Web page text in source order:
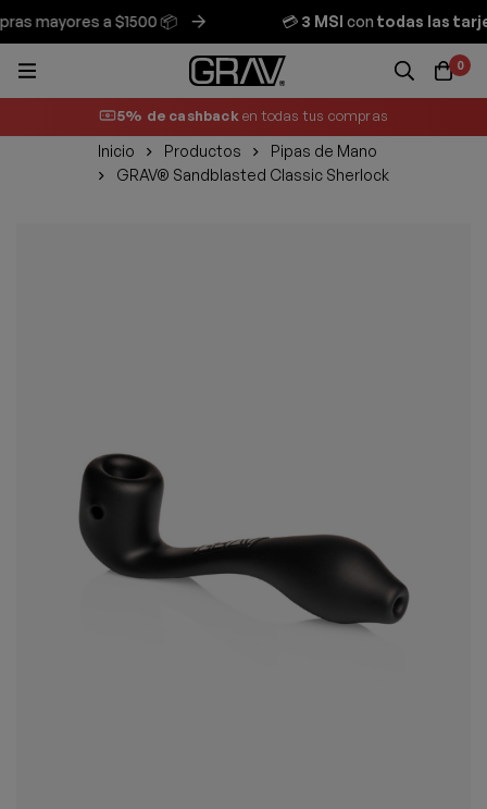
mayores a $1500 📦 💳3 MSIcontodas las
0
5% de cashback en todas tus compras
Inicio Productos
Pipas de Mano
GRAV® Sandblasted Classic Sherlock